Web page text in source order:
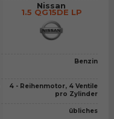
Nissan
1.5 QG15DE LP
Benzin
4 - Reihenmotor, 4 Ventile
pro Zylinder
übliches